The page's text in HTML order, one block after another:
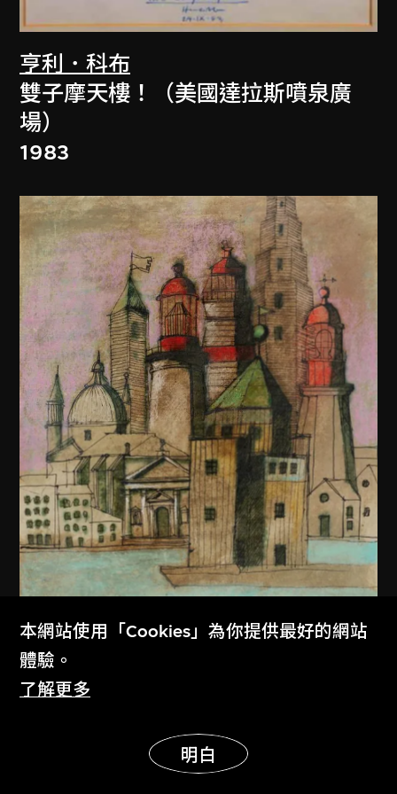
亨利．科布
雙子摩天樓！（美國達拉斯噴泉廣
場）
1983
本網站使用「Cookies」為你提供最好的網站
體驗。
了解更多
明白
展示更多